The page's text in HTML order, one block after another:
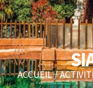
ACCUEIL/